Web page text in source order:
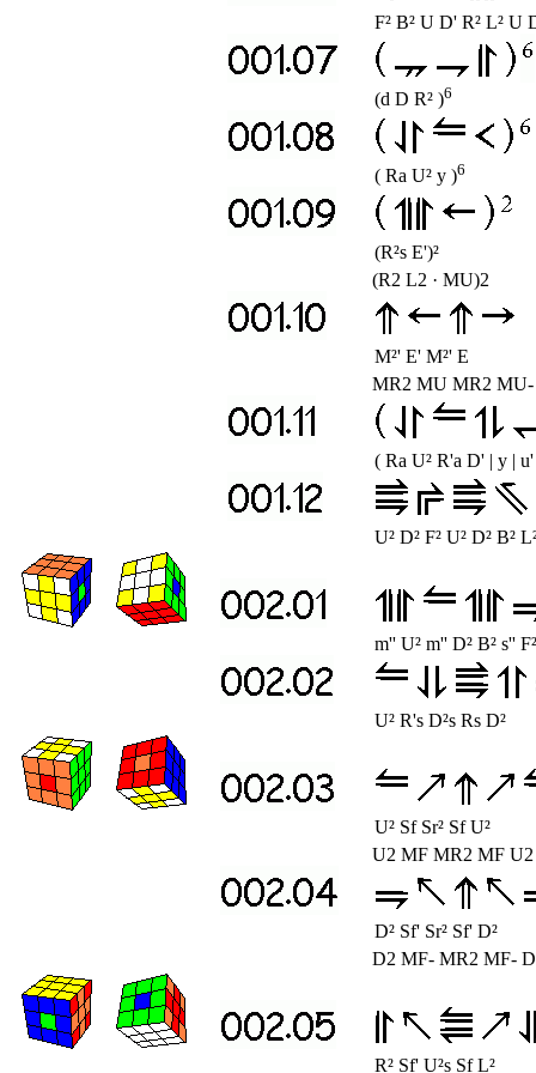
F² B² U D' R² L² U
(d D R² )6
( Ra U² y )6
(R²s E')²
(R2 L2 · MU)2
M²' E' M²' E
MR2 MU MR2 MU-
( Ra U² R'a D' | y | u'
U² D² F² U² D² B²
m'' U² m'' D² B² s'' F²
U² R's D²s Rs D²
U² Sf Sr² Sf U²
U2 MF MR2 MF U2
D² Sf' Sr² Sf' D²
D2 MF- MR2 MF-
R² Sf' U²s Sf L²